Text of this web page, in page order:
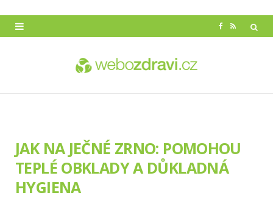
R
JAK NA JEČNÉ ZRNO: POMOHOU
TEPLÉ OBKLADY A DŮKLADNÁ
HYGIENA